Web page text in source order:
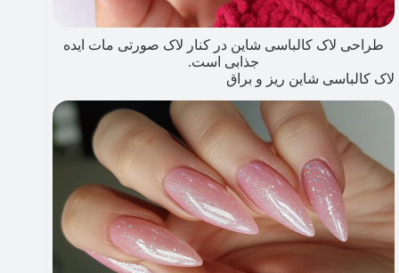
طراحی لاک کالباسی شاین در کنار لاک صورتی مات ایده
جذابی است.
لاک کالباسی شاین ریز و براق